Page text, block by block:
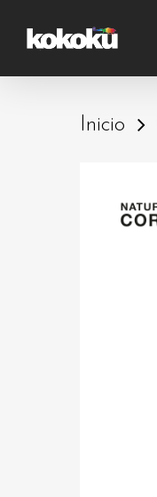
Inicio